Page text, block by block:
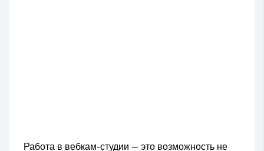
Работа в вебкам-студии — это возможность не